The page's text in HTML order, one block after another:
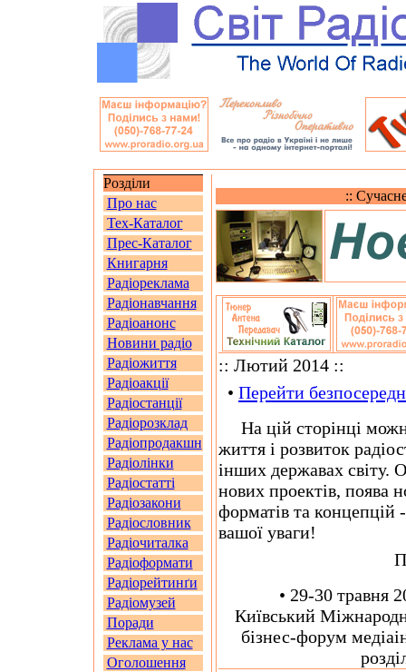
Розділи
Про нас
Тех-Каталог
Прес-Каталог
Книгарня
Радіореклама
Радіонавчання
Радіоанонс
Новини радіо
Радіожиття
Радіоакції
Радіостанції
Радіорозклад
Радіопродакшн
Радіолінки
Радіостатті
Радіозакони
Радіословник
Радіочиталка
Радіоформати
Радіорейтинґи
Радіомузей
Поради
Реклама у нас
Оголошення
::
:: Лютий 2014 ::
• Перейти
На цій сторінці
життя і розвиток
інших державах світу.
нових проектів, поява
форматів та концепцій
вашої уваги!
• 29-30 травня
Київський
бізнес-форум